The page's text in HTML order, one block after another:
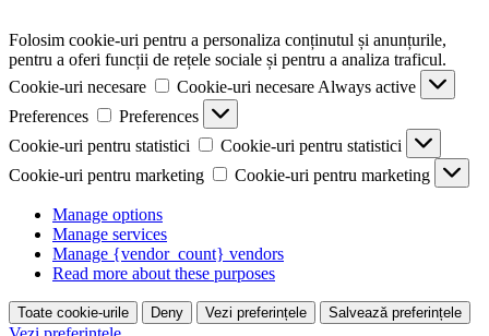
Folosim cookie-uri pentru a personaliza conținutul și anunțurile,
pentru a oferi funcții de rețele sociale și pentru a analiza traficul.
Cookie-uri necesare
Cookie-uri necesare Always active
Preferences
Preferences
Cookie-uri pentru statistici
Cookie-uri pentru statistici
Cookie-uri pentru marketing
Cookie-uri pentru marketing
Manage options
Manage services
Manage {vendor_count} vendors
Read more about these purposes
Toate cookie-urile Deny Vezi preferințele Salvează preferințele